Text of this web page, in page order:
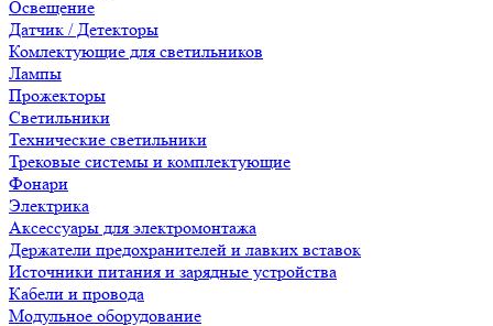
Освещение
Датчик / Детекторы
Комлектующие для светильников
Лампы
Прожекторы
Светильники
Технические светильники
Трековые системы и комплектующие
Фонари
Электрика
Аксессуары для электромонтажа
Держатели предохранителей и лавких вставок
Источники питания и зарядные устройства
Кабели и провода
Модульное оборудование